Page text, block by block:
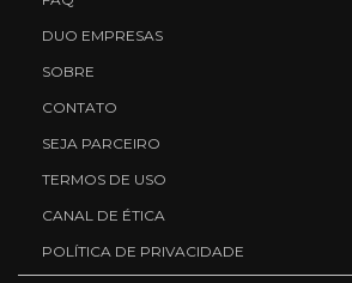
DUO EMPRESAS
SOBRE
CONTATO
SEJA PARCEIRO
TERMOS DE USO
CANAL DE ÉTICA
POLÍTICA DE PRIVACIDADE